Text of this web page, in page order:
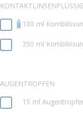
100 ml
350 ml
AUGENTROPFEN
15 ml